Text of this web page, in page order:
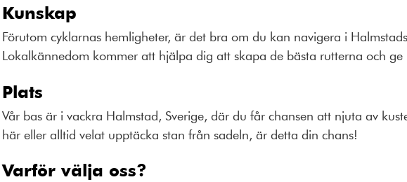
Kunskap
Förutom cyklarnas hemligheter, är det bra om du kan navigera i
Lokalkännedom kommer att hjälpa dig att skapa de bästa rutterna och ge
Plats
Vår bas är i vackra Halmstad, Sverige, där du får chansen att njuta av
här eller alltid velat upptäcka stan från sadeln, är detta din chans!
Varför välja oss?